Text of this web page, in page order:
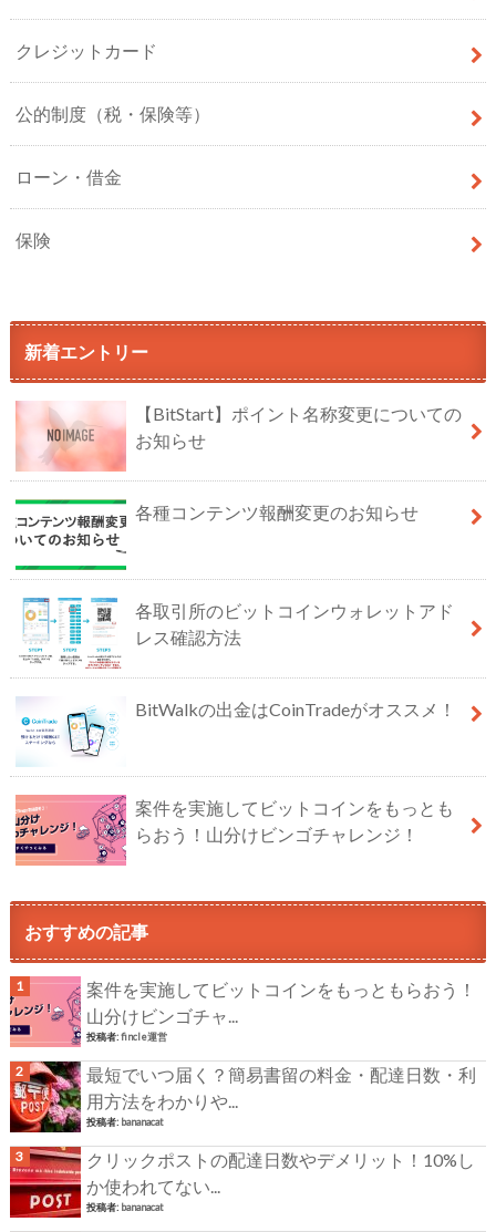
クレジットカード
公的制度（税・保険等）
ローン・借金
保険
新着エントリー
【BitStart】ポイント名称変更についての
お知らせ
各種コンテンツ報酬変更のお知らせ
各取引所のビットコインウォレットアド
レス確認方法
BitWalkの出金はCoinTradeがオススメ！
案件を実施してビットコインをもっとも
らおう！山分けビンゴチャレンジ！
おすすめの記事
案件を実施してビットコインをもっともらおう！
山分けビンゴチャ...
投稿者:fincle運営
最短でいつ届く？簡易書留の料金・配達日数・利
用方法をわかりや...
投稿者: bananacat
クリックポストの配達日数やデメリット！10%し
か使われてない...
投稿者: bananacat